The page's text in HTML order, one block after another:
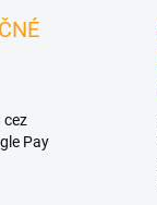
cez
Pay